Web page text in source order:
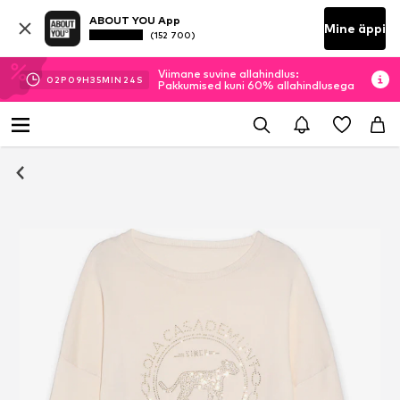
ABOUT YOU App
(152 700) Mine äppi
02P 09H35MIN 24 S
Viimane suvine allahindlus:
Pakkumised kuni 60% allahindlusega